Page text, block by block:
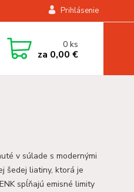
Prihlásenie
0ks
za 0,00 €
v súlade s modernými
šedej liatiny, ktorá je
spĺňajú emisné limity